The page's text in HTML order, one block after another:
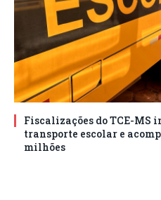
Fiscalizações do TCE-MS
transporte escolar e
milhões